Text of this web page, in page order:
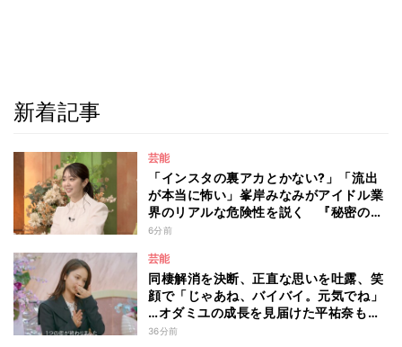
新着記事
芸能
「インスタの裏アカとかない?」「流出
が本当に怖い」峯岸みなみがアイドル業
界のリアルな危険性を説く 『秘密のマ
マ園』特別編
6分前
芸能
同棲解消を決断、正直な思いを吐露、笑
顔で「じゃあね、バイバイ。元気でね」
…オダミユの成長を見届けた平祐奈も思
わず涙 『ガールオアレディ3』
36分前